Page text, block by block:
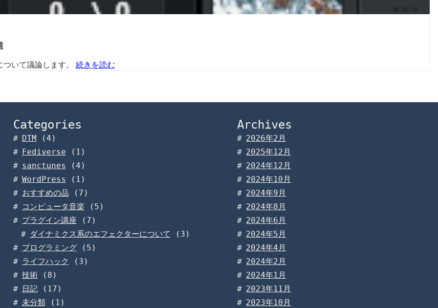
いて議論します。 続きを読む
Categories
DTM (4)
Fediverse (1)
sanctunes (4)
WordPress (1)
おすすめの品 (7)
コンピュータ音楽 (5)
プラグイン講座 (7)
ダイナミクス系のエフェクターについて (3)
プログラミング(5)
ライフハック
(3)
技術(8)
日記(17)
未分類(1)
Archives
2026年2月
2025年12月
2024年12月
2024年10月
2024年9月
2024年8月
2024年6月
2024年5月
2024年4月
2024年2月
2024年1月
2023年11月
2023年10月